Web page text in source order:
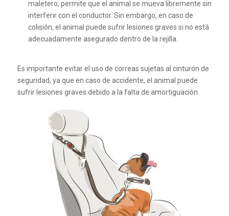
maletero, permite que el animal se mueva libremente sin
interferir con el conductor. Sin embargo, en caso de
colisión, el animal puede sufrir lesiones graves si no está
adecuadamente asegurado dentro de la rejilla.
Es importante evitar el uso de correas sujetas al cinturón de
seguridad, ya que en caso de accidente, el animal puede
sufrir lesiones graves debido a la falta de amortiguación.